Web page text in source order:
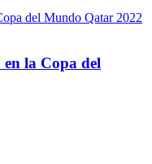
la Copa del